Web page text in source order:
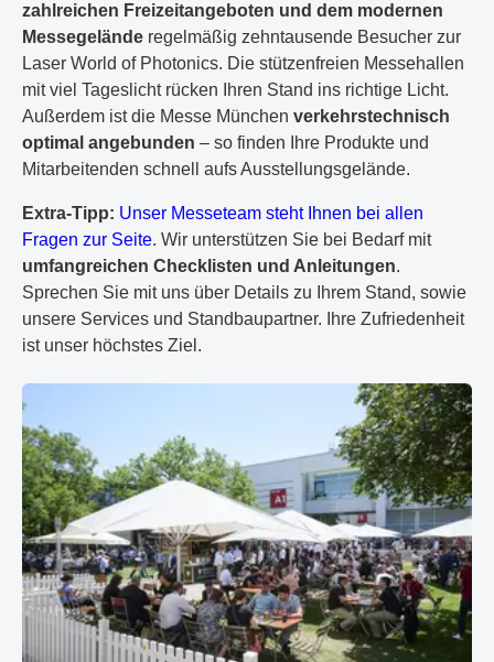
zahlreichen Freizeitangeboten und dem modernen
Messegelände regelmäßig zehntausende Besucher zur
Laser World of Photonics. Die stützenfreien Messehallen
mit viel Tageslicht rücken Ihren Stand ins richtige Licht.
Außerdem ist die Messe München verkehrstechnisch
optimal angebunden – so finden Ihre Produkte und
Mitarbeitenden schnell aufs Ausstellungsgelände.
Extra-Tipp: Unser Messeteam steht Ihnen bei allen
Fragen zur Seite. Wir unterstützen Sie bei Bedarf mit
umfangreichen Checklisten und Anleitungen.
Sprechen Sie mit uns über Details zu Ihrem Stand, sowie
unsere Services und Standbaupartner. Ihre Zufriedenheit
ist unser höchstes Ziel.